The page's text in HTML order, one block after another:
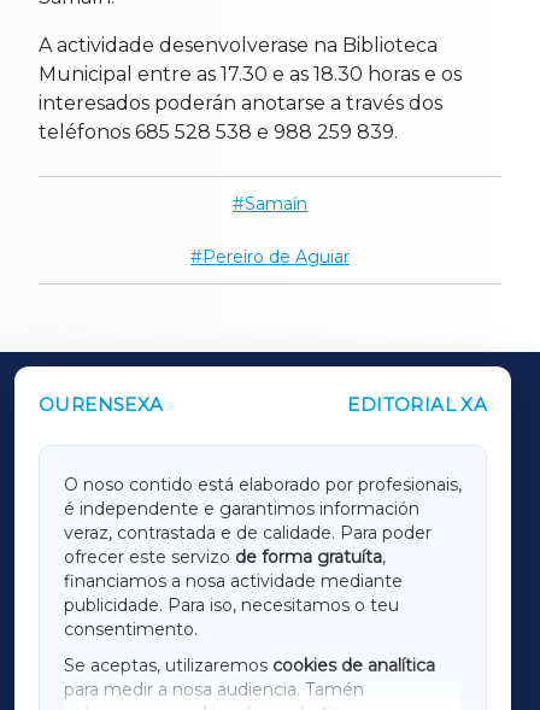
A actividade desenvolverase na Biblioteca
Municipal entre as 17.30 e as 18.30 horas e os
interesados poderán anotarse a través dos
teléfonos 685 528 538 e 988 259 839.
Samaín
Pereiro de Aguiar
OURENSEXA EDITORIAL XA
O noso contido está elaborado por profesionais,
é independente e garantimos información
veraz, contrastada e de calidade. Para poder
ofrecer este servizo de forma gratuíta,
financiamos a nosa actividade mediante
publicidade. Para iso, necesitamos o teu
consentimento.
Se aceptas, utilizaremos cookies de analítica
para medir a nosa audiencia. Tamén
OUTROS PERIÓDICOS
LUGOXA
TERRACHAXA